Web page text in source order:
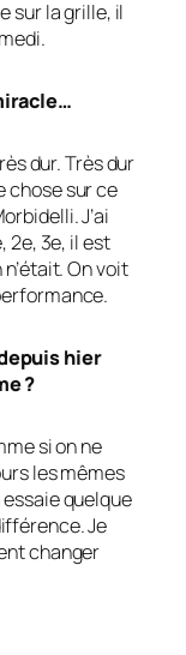
sur la grille, il
dur. Très dur
chose sur ce
J’ai
2e, 3e, il est
On voit
hier
?
si on ne
les mêmes
quelque
Je
changer